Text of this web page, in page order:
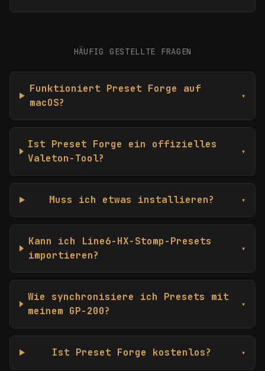
HÄUFIG GESTELLTE FRAGEN
Funktioniert Preset Forge auf
macOS?
▾
Ist Preset Forge ein offizielles
Valeton-Tool?
▾
Muss ich etwas installieren? ▾
Kann ich Line6-HX-Stomp-Presets
importieren?
▾
Wie synchronisiere ich Presets mit
meinem GP-200?
▾
Ist Preset Forge kostenlos? ▾